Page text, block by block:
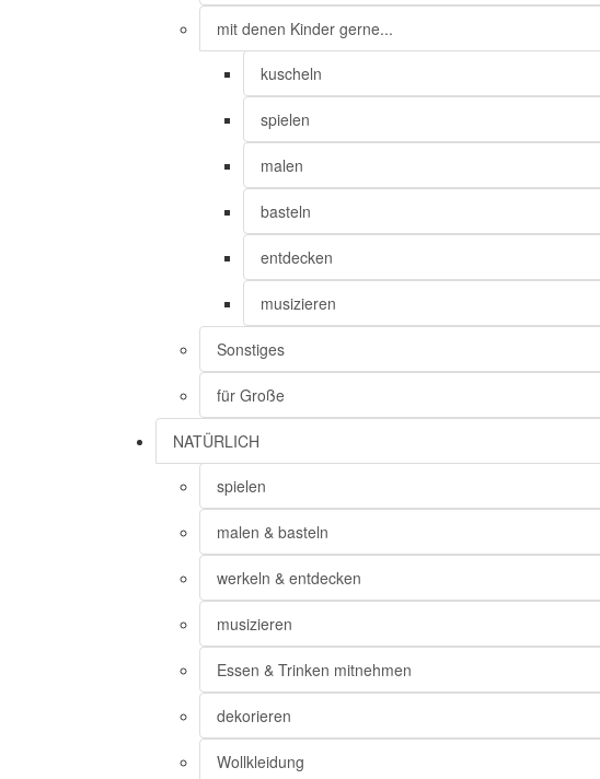
mit denen Kinder gerne...
kuscheln
spielen
malen
basteln
entdecken
musizieren
Sonstiges
für Große
NATÜRLICH
spielen
malen & basteln
werkeln & entdecken
musizieren
Essen & Trinken mitnehmen
dekorieren
Wollkleidung